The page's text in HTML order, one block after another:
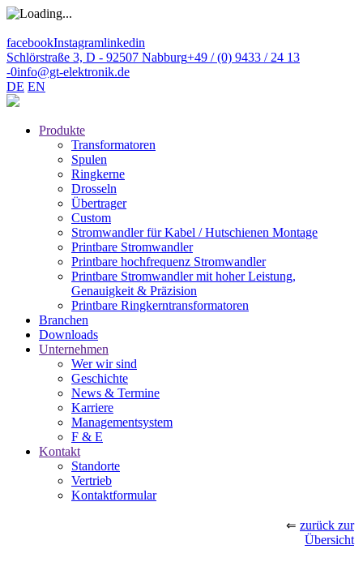
facebookInstagramlinkedin
Schlörstraße 3, D - 92507 Nabburg+49 / (0) 9433 / 24 13
-0info@gt-elektronik.de
DE EN
Produkte
Transformatoren
Spulen
Ringkerne
Drosseln
Übertrager
Custom
Stromwandler für Kabel / Hutschienen Montage
Printbare Stromwandler
Printbare hochfrequenz Stromwandler
Printbare Stromwandler mit hoher Leistung,
Genauigkeit & Präzision
Printbare Ringkerntransformatoren
Branchen
Downloads
Unternehmen
Wer wir sind
Geschichte
News & Termine
Karriere
Managementsystem
F & E
Kontakt
Standorte
Vertrieb
Kontaktformular
⇐ zurück zur
Übersicht